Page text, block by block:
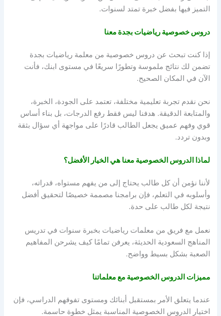
التميز فيها بفضل خبرة تمتد لسنوات.
دروس خصوصية رياضيات بجدة معنا
إذا كنت تبحث عن دروس خصوصية من معلمة رياضيات بجدة
تضمن لك نتائج ملموسة وتطورًا سريعًا في مستوى ابنك، فأنت
الآن في المكان الصحيح.
نحن نقدم تجربة تعليمية مختلفة، تعتمد على الجودة، الخبرة،
والمتابعة الدقيقة. هدفنا ليس فقط رفع الدرجات، بل بناء أساس
قوي وفهم عميق يجعل الطالب قادرًا على مواجهة أي سؤال بثقة
وبدون تردد.
لماذا الدروس الخصوصية معنا هي الخيار الأفضل؟
لأننا نؤمن أن كل طالب يحتاج إلى من يفهم مستواه، قدراته،
وأسلوبه في التعلم، فإن برامجنا مصممة خصيصًا لتحقيق أفضل
نتيجة لكل طالب على حدة.
نعمل مع فريق من معلمات رياضيات بخبرة سنوات في تدريس
المناهج السعودية الحديثة، يعرفن تمامًا كيف يشرحن المفاهيم
الصعبة بشكل بسيط وواضح.
مميزات الدروس الخصوصية مع معلماتنا
عندما يتعلق الأمر بمستقبل أبنائك ومستوى تفوقهم الدراسي، فإن
اختيار الدروس الخصوصية المناسبة يمثل خطوة حاسمة.